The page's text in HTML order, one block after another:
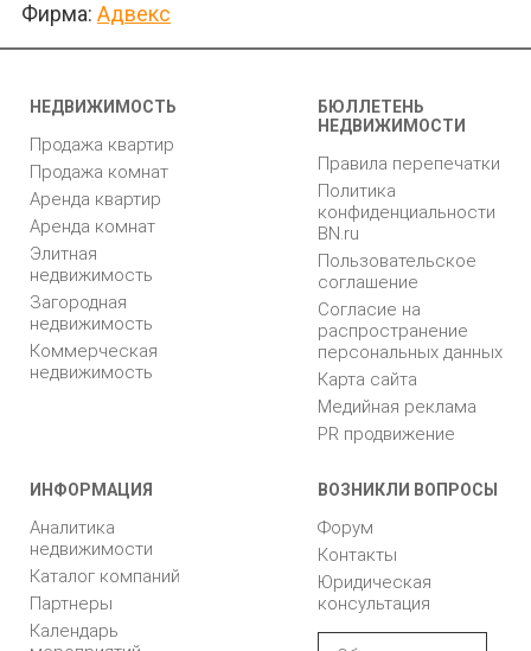
Фирма: Адвекс
НЕДВИЖИМОСТЬ
Продажа квартир
Продажа комнат
Аренда квартир
Аренда комнат
Элитная
недвижимость
Загородная
недвижимость
Коммерческая
недвижимость
БЮЛЛЕТЕНЬ
НЕДВИЖИМОСТИ
Правила перепечатки
Политика
конфиденциальности
BN.ru
Пользовательское
соглашение
Согласие на
распространение
персональных данных
Карта сайта
Медийная реклама
PR продвижение
ИНФОРМАЦИЯ
Аналитика
недвижимости
Каталог компаний
Партнеры
Календарь
ВОЗНИКЛИ ВОПРОСЫ
Форум
Контакты
Юридическая
консультация